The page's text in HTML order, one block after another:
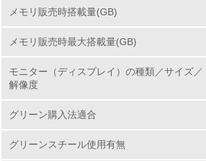
体できるよう、リサイクル設計に
使用済み製品の引取り・再使
NECでは、1999年に従来のマテリ
ックで、再資源化拠点まで回収し
す。個人のお客様からのパソコン
メモリ販売時搭載量(GB)
メモリ販売時最大搭載量(GB)
モニター（ディスプレイ）の種類／サイズ／
解像度
グリーン購入法適合
グリーンスチール使用有無